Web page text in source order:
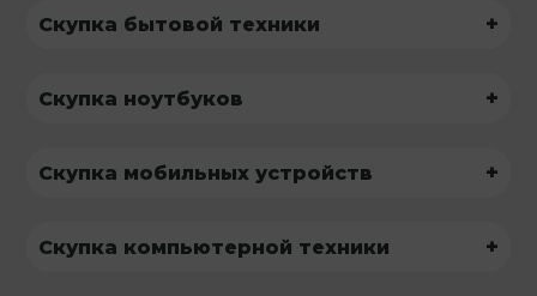
Скупка бытовой техники +
Скупка ноутбуков +
Скупка мобильных устройств +
Скупка компьютерной техники +